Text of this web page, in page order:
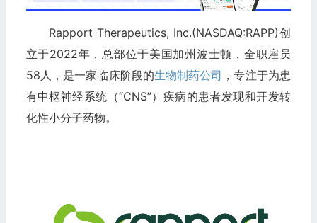
Rapport Therapeutics, Inc.(NASDAQ:RAPP)创
立于2022年，总部位于美国加州波士顿，全职雇员
58人，是一家临床阶段的生物制药公司 ，专注于为患
有中枢神经系统（“CNS”）疾病的患者发现和开发转
化性小分子药物。